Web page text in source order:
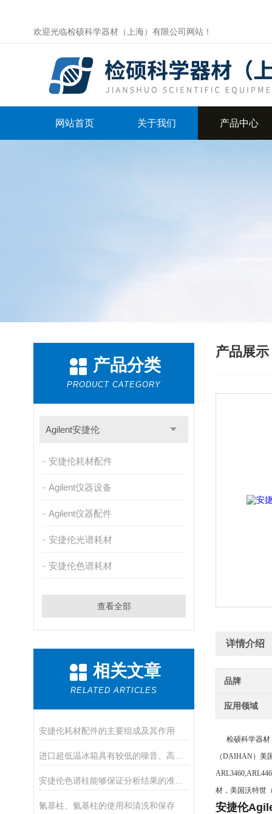
欢迎光临检硕科学器材（上海）有限公司网站！
网站首页 关于我们 产品中心
产品分类
PRODUCT CATEGORY
Agilent安捷伦
安捷伦耗材配件
Agilent仪器设备
Agilent仪器配件
安捷伦光谱耗材
安捷伦色谱耗材
查看全部
相关文章
RELATED ARTICLES
安捷伦耗材配件的主要组成及其作用
安捷伦色谱柱能够保证分析结果的准确性和可靠性
氰基柱、氨基柱的使用和清洗和保存
产品展示
详情介绍
品牌
应用领域
检硕科学器材
（DAIHAN）美
材，美国沃特世
安捷伦